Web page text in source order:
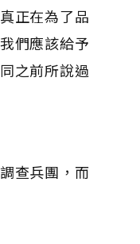
正在為了品
們應該給予
之前所說過
查兵團，而